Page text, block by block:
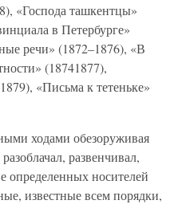
«Господа ташкентцы»
в Петербурге»
речи» (1872–1876), «В
(18741877),
«Письма к тетеньке»
ходами обезоруживая
развенчивал,
определенных носителей
известные всем порядки,